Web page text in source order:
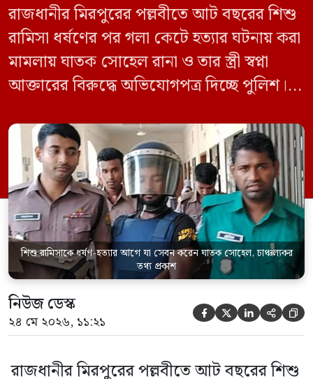
রাজধানীর মিরপুরের পল্লবীতে আট বছরের শিশু
রামিসা ধর্ষণের পর গলা কেটে হত্যার ঘটনায় করা
মামলায় ঘাতক সোহেল রানা ও তার স্ত্রী স্বপ্না
আক্তারের বিরুদ্ধে অভিযোগপত্র দিচ্ছে পুলিশ।
সেবন করেছিলেন বলে জবানবন্দিতে
জানিয়েছেন আসামি। রোববার (২৪ মে) সকালে
মামলার তদন্ত কর্মকর্তা পল্লবী থানার উপ-
পরিদর্শক অহিদুজ্জামান এ তথ্য নিছিত করেন।
তিনি বলেন, […]
শিশু রামিসাকে ধর্ষণ-হত্যার আগে যা সেবন করেন ঘাতক সোহেল, চাঞ্চল্যকর
তথ্য প্রকাশ
নিউজ ডেস্ক
২৪ মে ২০২৬, ১১:২১     
রাজধানীর মিরপুরের পল্লবীতে আট বছরের শিশু